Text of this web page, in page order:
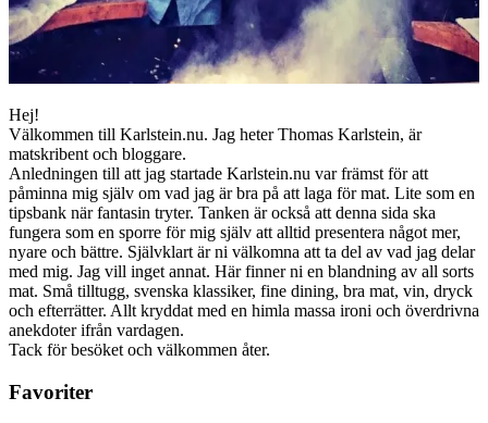
Hej!
Välkommen till Karlstein.nu. Jag heter Thomas Karlstein, är
matskribent och bloggare.
Anledningen till att jag startade Karlstein.nu var främst för att
påminna mig själv om vad jag är bra på att laga för mat. Lite som en
tipsbank när fantasin tryter. Tanken är också att denna sida ska
fungera som en sporre för mig själv att alltid presentera något mer,
nyare och bättre. Självklart är ni välkomna att ta del av vad jag delar
med mig. Jag vill inget annat. Här finner ni en blandning av all sorts
mat. Små tilltugg, svenska klassiker, fine dining, bra mat, vin, dryck
och efterrätter. Allt kryddat med en himla massa ironi och överdrivna
anekdoter ifrån vardagen.
Tack för besöket och välkommen åter.
Favoriter